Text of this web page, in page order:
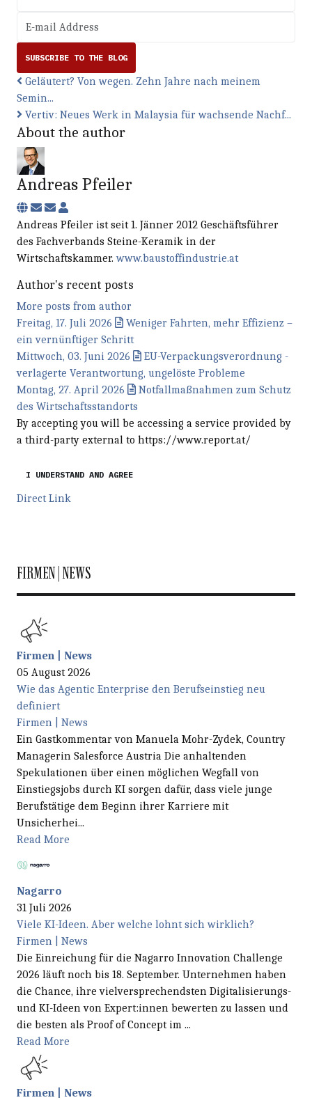
E-mail Address
SUBSCRIBE TO THE BLOG
Geläutert? Von wegen. Zehn Jahre nach meinem
Semin...
Vertiv: Neues Werk in Malaysia für wachsende Nachf...
About the author
Andreas Pfeiler
Subscribe to updates from author
Unsubscribe to updates from author
Andreas Pfeiler
Andreas Pfeiler ist seit 1. Jänner 2012 Geschäftsführer
des Fachverbands Steine-Keramik in der
Wirtschaftskammer.www.baustoffindustrie.at
Author's recent posts
More posts from author
Freitag, 17. Juli 2026
Weniger Fahrten, mehr Effizienz –
ein vernünftiger Schritt
Mittwoch, 03. Juni 2026
EU-Verpackungsverordnung -
verlagerte Verantwortung, ungelöste Probleme
Montag, 27. April 2026
Notfallmaßnahmen zum Schutz
des Wirtschaftsstandorts
By accepting you will be accessing a service provided by
a third-party external to https://www.report.at/
I UNDERSTAND AND AGREE
Direct Link
FIRMEN | NEWS
Firmen | News
05 August 2026
Wie das Agentic Enterprise den Berufseinstieg neu
definiert
Firmen | News
Ein Gastkommentar von Manuela Mohr-Zydek, Country
Managerin Salesforce Austria Die anhaltenden
Spekulationen über einen möglichen Wegfall von
Einstiegsjobs durch KI sorgen dafür, dass viele junge
Berufstätige dem Beginn ihrer Karriere mit
Unsicherhei...
Read More
Nagarro
31 Juli 2026
Viele KI-Ideen. Aber welche lohnt sich wirklich?
Firmen | News
Die Einreichung für die Nagarro Innovation Challenge
2026 läuft noch bis 18. September. Unternehmen haben
die Chance, ihre vielversprechendsten Digitalisierungs-
und KI-Ideen von Expert:innen bewerten zu lassen und
die besten als Proof of Concept im ...
Read More
Firmen | News